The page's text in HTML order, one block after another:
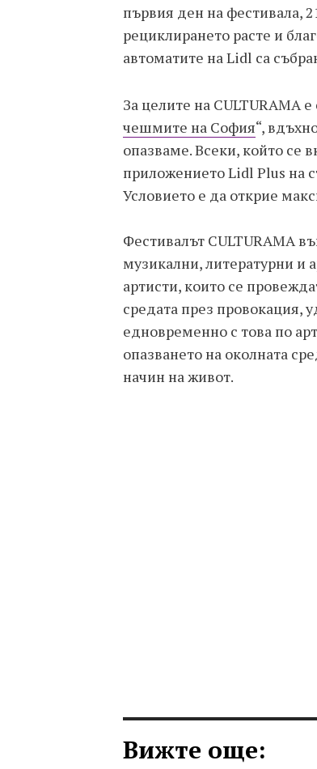
първия ден на фестивала,
рециклирането расте и
автоматите на Lidl са
За целите на CULTURAMA
чешмите на София“,
опазваме. Всеки, който се
приложението Lidl Plus на
Условието е да открие
Фестивалът CULTURAMA
музикални, литературни и
артисти, които се
средата през провокация,
едновременно с това по
опазването на околната
начин на живот.
Вижте още: